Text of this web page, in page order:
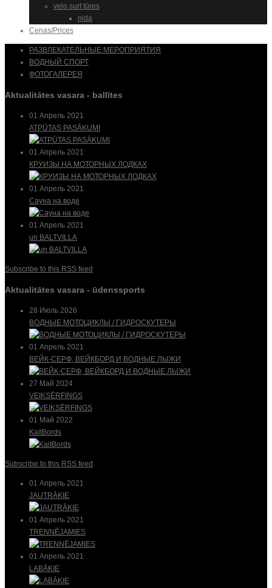
velo surf tūres
nida
Cenas/Prices
РАЗВЛЕКАТЕЛЬНЫЕ МЕРОПРИЯТИЯ
ВОДНЫЙ СПОРТ
ФОТОГАЛЕРЕЯ
Aktualitātes vasara - ballītes
01 Апрель 2021
ATPŪTAS PASĀKUMI
01 Апрель 2021
КРУИЗЫ НА МОТОРНЫХ ЛОДКАХ
01 Апрель 2021
Сауна на воде
01 Апрель 2021
un BALTVILLA
Subscribe to this RSS feed
Aktualitātes vasara - ūdenssports
28 Июль 2026
ВОДНЫЕ МОТОЦИКЛЫ / ГИДРОСКУТЕРЫ
01 Апрель 2021
ВЕЙК-СЕРФ, ВЕЙКБОРД И ВОДНЫЕ ЛЫЖИ
27 Май 2024
VEIKSĒRFINGS
01 Май 2022
KaitBords
Subscribe to this RSS feed
01 Апрель 2021
JAUTRĀKIE
01 Апрель 2021
TRENNĒJAMIES
01 Апрель 2021
LABĀKIE